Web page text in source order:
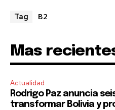
Tag B2
Mas
Actualidad
Rodrigo Paz anuncia
transformar Bolivia y